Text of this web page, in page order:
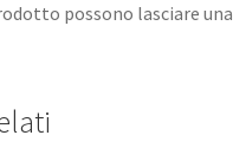
possono lasciare una